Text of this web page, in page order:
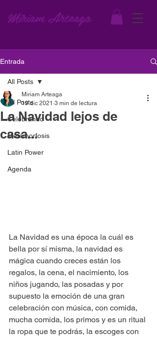
Miriam Arteaga
Entrada
All Posts
Celebrando
Metamorfosis
Latin Power
Agenda
All Posts
La Navidad lejos de
casa...
Miriam Arteaga
19 dic 2021 3 min de lectura
La Navidad es una época la cuál es
bella por sí misma, la navidad es
mágica cuando creces están los
regalos, la cena, el nacimiento, los
niños jugando, las posadas y por
supuesto la emoción de una gran
celebración con música, con comida,
mucha comida, los primos y es un ritual
la ropa que te podrás, la escoges con